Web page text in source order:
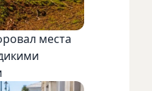
места